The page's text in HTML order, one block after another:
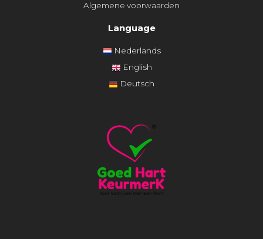
Algemene voorwaarden
Language
Nederlands
English
Deutsch